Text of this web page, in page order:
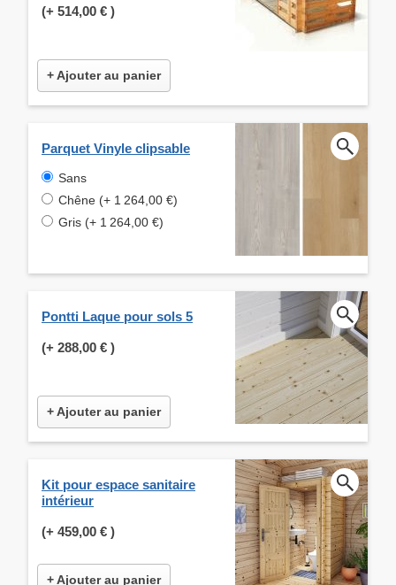
(+ 514,00 € )
+ Ajouter au panier
Parquet Vinyle clipsable
Sans
Chêne (+ 1 264,00 €)
Gris (+ 1 264,00 €)
Pontti Laque pour sols 5
(+ 288,00 € )
+ Ajouter au panier
Kit pour espace sanitaire
intérieur
(+ 459,00 € )
+ Ajouter au panier